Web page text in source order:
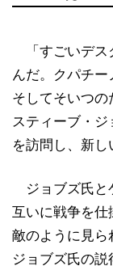
「すごいデス
んだ。クパチー
そしてそいつの
スティーブ・
を訪問し、新し
ジョブズ氏と
互いに戦争を仕
敵のように見ら
ジョブズ氏の